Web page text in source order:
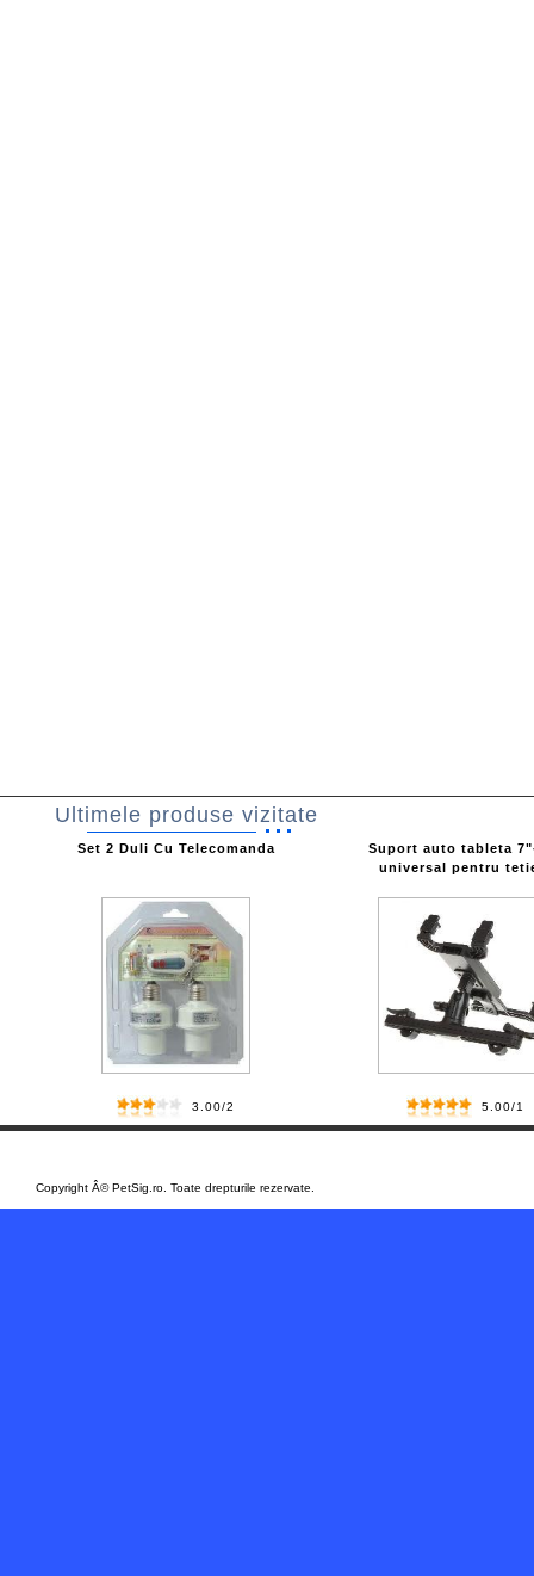
Ultimele produse vizitate
Set 2 Duli Cu Telecomanda
3.00/2
Suport auto tableta
universal pentru
5.00/1
Copyright Â© PetSig.ro. Toate drepturile rezervate.